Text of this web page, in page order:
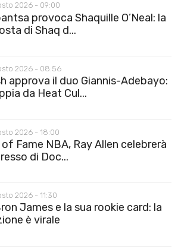
2026 - 09:00
provoca Shaquille O’Neal: la
di Shaq d...
2026 - 08:56
approva il duo Giannis-Adebayo:
da Heat Cul...
2026 - 18:00
of Fame NBA, Ray Allen celebrerà
di Doc...
2026 - 11:30
James e la sua rookie card: la
è virale